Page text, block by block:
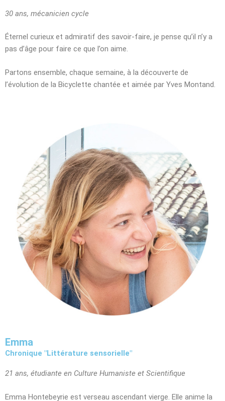
30 ans, mécanicien cycle
Éternel curieux et admiratif des savoir-faire, je pense qu’il n’y a
pas d’âge pour faire ce que l’on aime.
Partons ensemble, chaque semaine, à la découverte de
l’évolution de la Bicyclette chantée et aimée par Yves Montand.
Emma
Chronique "Littérature sensorielle"
21 ans, étudiante en Culture Humaniste et Scientifique
Emma Hontebeyrie est verseau ascendant vierge. Elle anime la